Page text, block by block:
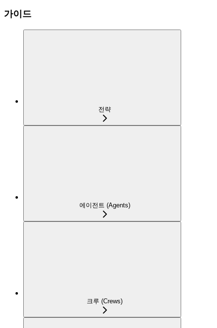
가이드
전략
에이전트 (Agents)
크루 (Crews)